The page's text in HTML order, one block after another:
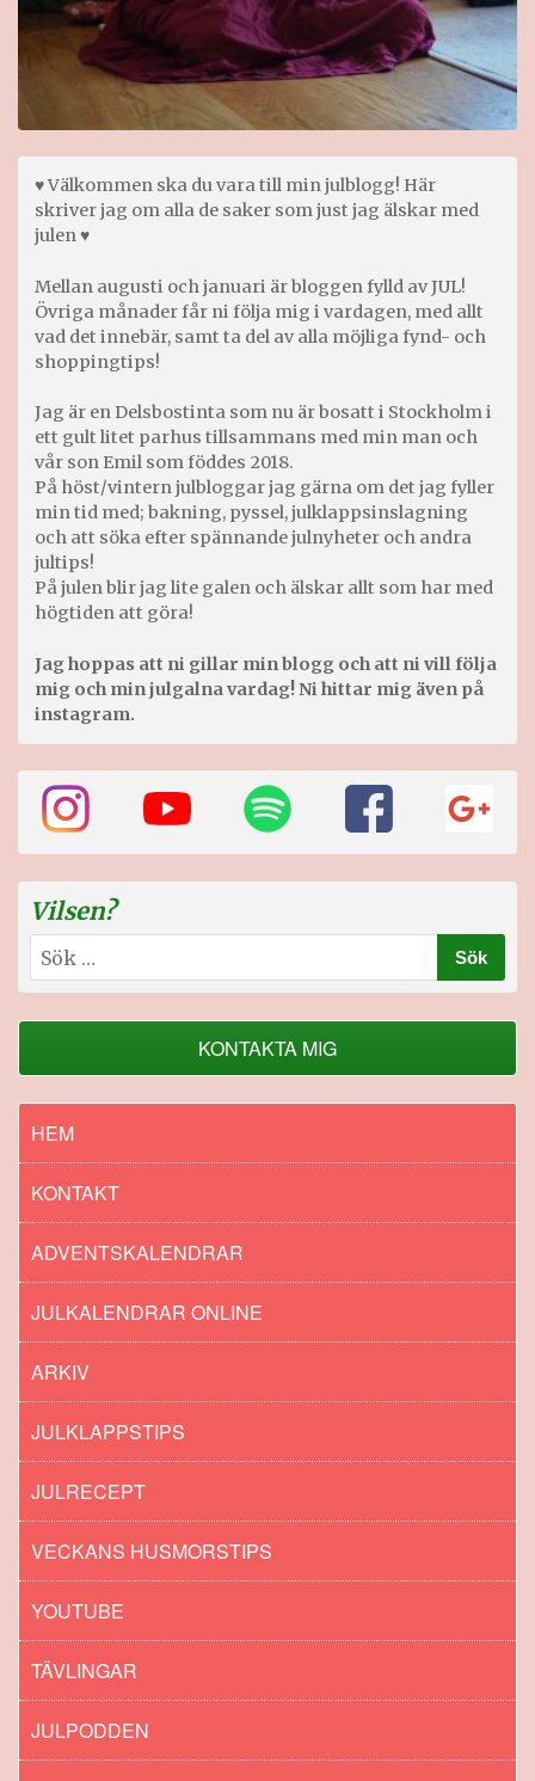
♥ Välkommen ska du vara till min julblogg! Här
skriver jag om alla de saker som just jag älskar med
julen ♥
Mellan augusti och januari är bloggen fylld av JUL!
Övriga månader får ni följa mig i vardagen, med allt
vad det innebär, samt ta del av alla möjliga fynd- och
shoppingtips!
Jag är en Delsbostinta som nu är bosatt i Stockholm i
ett gult litet parhus tillsammans med min man och
vår son Emil som föddes 2018.
På höst/vintern julbloggar jag gärna om det jag fyller
min tid med; bakning, pyssel, julklappsinslagning
och att söka efter spännande julnyheter och andra
jultips!
På julen blir jag lite galen och älskar allt som har med
högtiden att göra!
Jag hoppas att ni gillar min blogg och att ni vill följa
mig och min julgalna vardag! Ni hittar mig även på
instagram.
Vilsen?
Sök
efter:
KONTAKTA MIG
HEM
KONTAKT
ADVENTSKALENDRAR
JULKALENDRAR ONLINE
ARKIV
JULKLAPPSTIPS
JULRECEPT
VECKANS HUSMORSTIPS
YOUTUBE
TÄVLINGAR
JULPODDEN